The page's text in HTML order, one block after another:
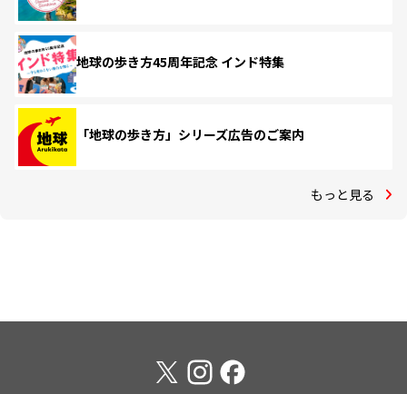
地球の歩き方45周年記念 インド特集
「地球の歩き方」シリーズ広告のご案内
もっと見る